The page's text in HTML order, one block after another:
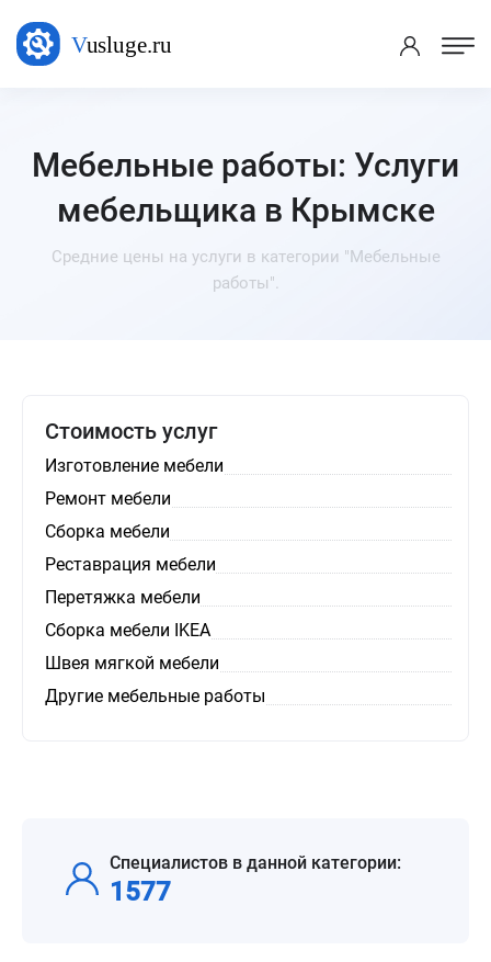
Мебельные работы: Услуги
мебельщика в Крымске
Средние цены на услуги в категории "Мебельные
работы".
Стоимость услуг
Изготовление мебели
Ремонт мебели
Сборка мебели
Реставрация мебели
Перетяжка мебели
Сборка мебели IKEA
Швея мягкой мебели
Другие мебельные работы
Специалистов в данной категории:
1577